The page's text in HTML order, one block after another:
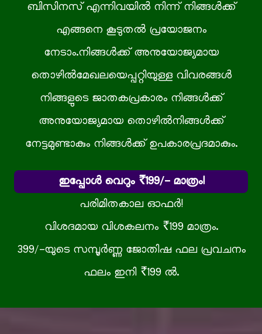
ബിസിനസ് എന്നിവയിൽ നിന്ന് നിങ്ങൾക്ക്
എങ്ങനെ കൂടുതൽ പ്രയോജനം
നേടാം.നിങ്ങള്‍ക്ക് അനുയോജ്യമായ
തൊഴില്‍മേഖലയെപ്പറ്റിയുള്ള വിവരങ്ങള്‍
നിങ്ങളുടെ ജാതകപ്രകാരം നിങ്ങള്‍ക്ക്
അനുയോജ്യമായ തൊഴില്‍നിങ്ങൾക്ക്
നേട്ടമുണ്ടാകും നിങ്ങൾക്ക് ഉപകാരപ്രദമാകും.
ഇപ്പോൾ വെറും ₹199/- മാത്രം!
പരിമിതകാല ഓഫർ!
വിശദമായ വിശകലനം ₹199 മാത്രം.
399/-യുടെ സമ്പൂർണ്ണ ജോതിഷ ഫല പ്രവചനം
ഫലം ഇനി ₹199 ൽ.